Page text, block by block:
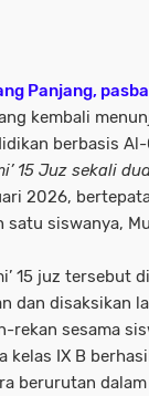
Panjang,
kembali
berbasis
15 Juz sekali
2026,
satu siswanya,
15 juz tersebut
dan disaksikan
rekan sesama
kelas IX B
berurutan